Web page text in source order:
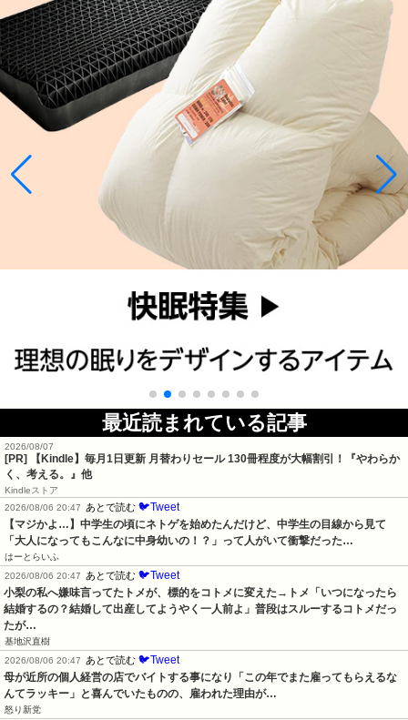
最近読まれている記事
2026/08/07
[PR]
【Kindle】毎月1日更新 月替わりセール 130冊程度が大幅割引！『やわらか
く、考える。』他
Kindleストア
2026/08/06 20:47
あとで読む 🐦Tweet
【マジかよ…】中学生の頃にネトゲを始めたんだけど、中学生の目線から見て
「大人になってもこんなに中身幼いの！？」って人がいて衝撃だった…
はーとらいふ
2026/08/06 20:47
あとで読む 🐦Tweet
小梨の私へ嫌味言ってたトメが、標的をコトメに変えた→トメ「いつになったら
結婚するの？結婚して出産してようやく一人前よ」普段はスルーするコトメだっ
たが…
基地沢直樹
2026/08/06 20:47
あとで読む 🐦Tweet
母が近所の個人経営の店でバイトする事になり「この年でまた雇ってもらえるな
んてラッキー」と喜んでいたものの、雇われた理由が…
怒り新党